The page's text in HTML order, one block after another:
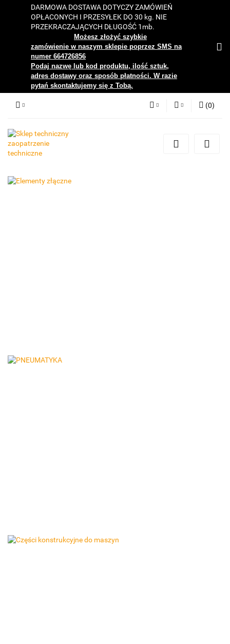
DARMOWA DOSTAWA DOTYCZY ZAMÓWIEŃ
OPŁACONYCH I PRZESYŁEK DO 30 kg. NIE
PRZEKRACZAJĄCYCH DŁUGOŚĆ 1mb.
Możesz złożyć szybkie
zamówienie w naszym sklepie poprzez SMS na
numer 664726856
Podaj nazwę lub kod produktu, ilość sztuk,
adres dostawy oraz sposób płatności. W razie
pytań skontaktujemy się z Tobą.
Zarejestruj się
(0)